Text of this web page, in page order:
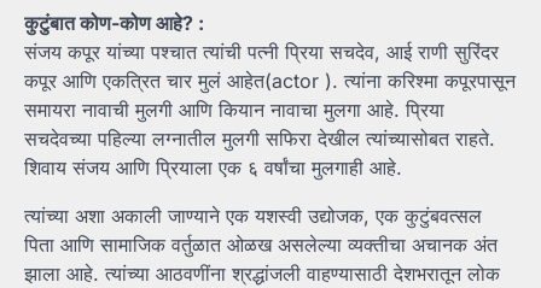
कुटुंबात कोण-कोण आहे? :
संजय कपूर यांच्या पश्चात त्यांची पत्नी प्रिया सचदेव, आई राणी सुरिंदर
कपूर आणि एकत्रित चार मुलं आहेत(actor ). त्यांना करिश्मा कपूरपासून
समायरा नावाची मुलगी आणि कियान नावाचा मुलगा आहे. प्रिया
सचदेवच्या पहिल्या लग्नातील मुलगी सफिरा देखील त्यांच्यासोबत राहते.
शिवाय संजय आणि प्रियाला एक ६ वर्षांचा मुलगाही आहे.
त्यांच्या अशा अकाली जाण्याने एक यशस्वी उद्योजक, एक कुटुंबवत्सल
पिता आणि सामाजिक वर्तुळात ओळख असलेल्या व्यक्तीचा अचानक अंत
झाला आहे. त्यांच्या आठवणींना श्रद्धांजली वाहण्यासाठी देशभरातून लोक